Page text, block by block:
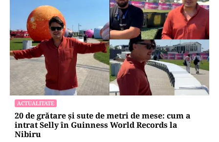
ACTUALITATE
20 de grătare și sute de metri de mese: cum a
intrat Selly în Guinness World Records la
Nibiru